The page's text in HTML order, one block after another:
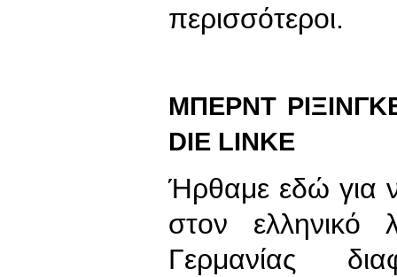
περισσότεροι.
ΜΠΕΡΝΤ
DIE LINKE
Ήρθαμε εδώ για
στον ελληνικό
Γερμανίας